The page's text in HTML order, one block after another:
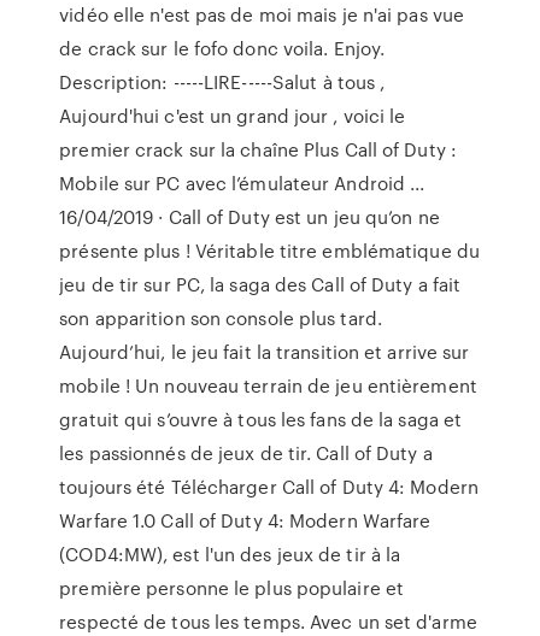
vidéo elle n'est pas de moi mais je n'ai pas vue
de crack sur le fofo donc voila. Enjoy.
Description: -----LIRE-----Salut à tous ,
Aujourd'hui c'est un grand jour , voici le
premier crack sur la chaîne Plus Call of Duty :
Mobile sur PC avec l’émulateur Android ...
16/04/2019 · Call of Duty est un jeu qu’on ne
présente plus ! Véritable titre emblématique du
jeu de tir sur PC, la saga des Call of Duty a fait
son apparition son console plus tard.
Aujourd’hui, le jeu fait la transition et arrive sur
mobile ! Un nouveau terrain de jeu entièrement
gratuit qui s’ouvre à tous les fans de la saga et
les passionnés de jeux de tir. Call of Duty a
toujours été Télécharger Call of Duty 4: Modern
Warfare 1.0 Call of Duty 4: Modern Warfare
(COD4:MW), est l'un des jeux de tir à la
première personne le plus populaire et
respecté de tous les temps. Avec un set d'arme